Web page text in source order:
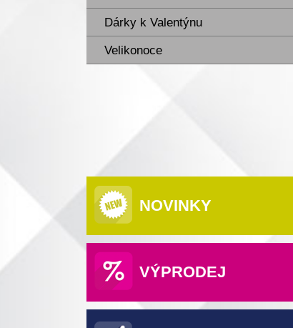
Dárky k Valentýnu
Velikonoce
NOVINKY
VÝPRODEJ